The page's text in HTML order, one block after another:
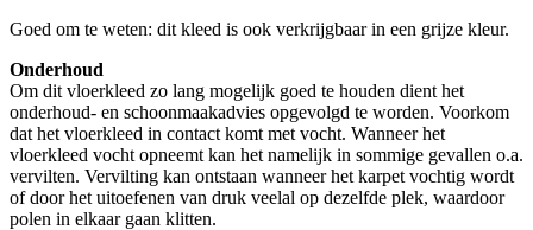
Goed om te weten: dit kleed is ook verkrijgbaar in een grijze kleur.
Onderhoud
Om dit vloerkleed zo lang mogelijk goed te houden dient het
onderhoud- en schoonmaakadvies opgevolgd te worden. Voorkom
dat het vloerkleed in contact komt met vocht. Wanneer het
vloerkleed vocht opneemt kan het namelijk in sommige gevallen o.a.
vervilten. Vervilting kan ontstaan wanneer het karpet vochtig wordt
of door het uitoefenen van druk veelal op dezelfde plek, waardoor
polen in elkaar gaan klitten.